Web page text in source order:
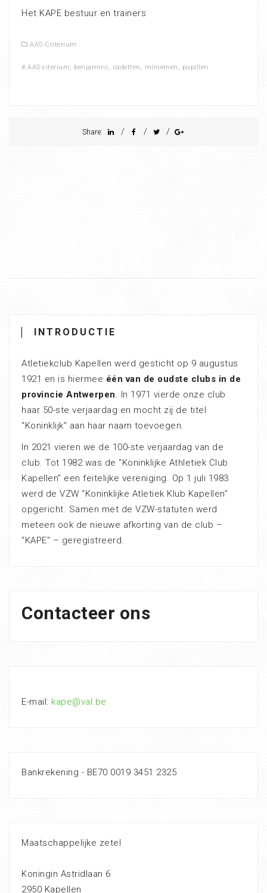
Het KAPE bestuur en trainers
AAS-Criterium
# AAS-citerium, benjamins , cadetten , miniemen , pupillen
Share: / / /
INTRODUCTIE
Atletiekclub Kapellen werd gesticht op 9 augustus
1921 en is hiermee één van de oudste clubs in de
provincie Antwerpen. In 1971 vierde onze club
haar 50-ste verjaardag en mocht zij de titel
“Koninklijk” aan haar naam toevoegen.
In 2021 vieren we de 100-ste verjaardag van de
club. Tot 1982 was de “Koninklijke Athletiek Club
Kapellen” een feitelijke vereniging. Op 1 juli 1983
werd de VZW “Koninklijke Atletiek Klub Kapellen”
opgericht. Samen met de VZW-statuten werd
meteen ook de nieuwe afkorting van de club –
“KAPE” – geregistreerd.
Contacteer ons
E-mail: kape@val.be
Bankrekening - BE70 0019 3451 2325
Maatschappelijke zetel
Koningin Astridlaan 6
2950 Kapellen